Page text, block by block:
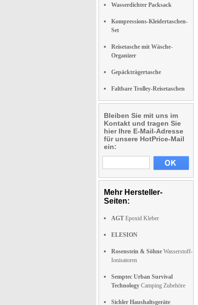
Wasserdichter Packsack
Kompressions-Kleidertaschen-
Set
Reisetasche mit Wäsche-
Organizer
Gepäckträgertasche
Faltbare Trolley-Reisetaschen
Bleiben Sie mit uns im
Kontakt und tragen Sie
hier Ihre E-Mail-Adresse
für unsere HotPrice-Mail
ein:
Mehr Hersteller-
Seiten:
AGT Epoxid Kleber
ELESION
Rosenstein & Söhne Wasserstoff-
Ionisatoren
Semptec Urban Survival
Technology Camping Zubehöre
Sichler Haushaltsgeräte